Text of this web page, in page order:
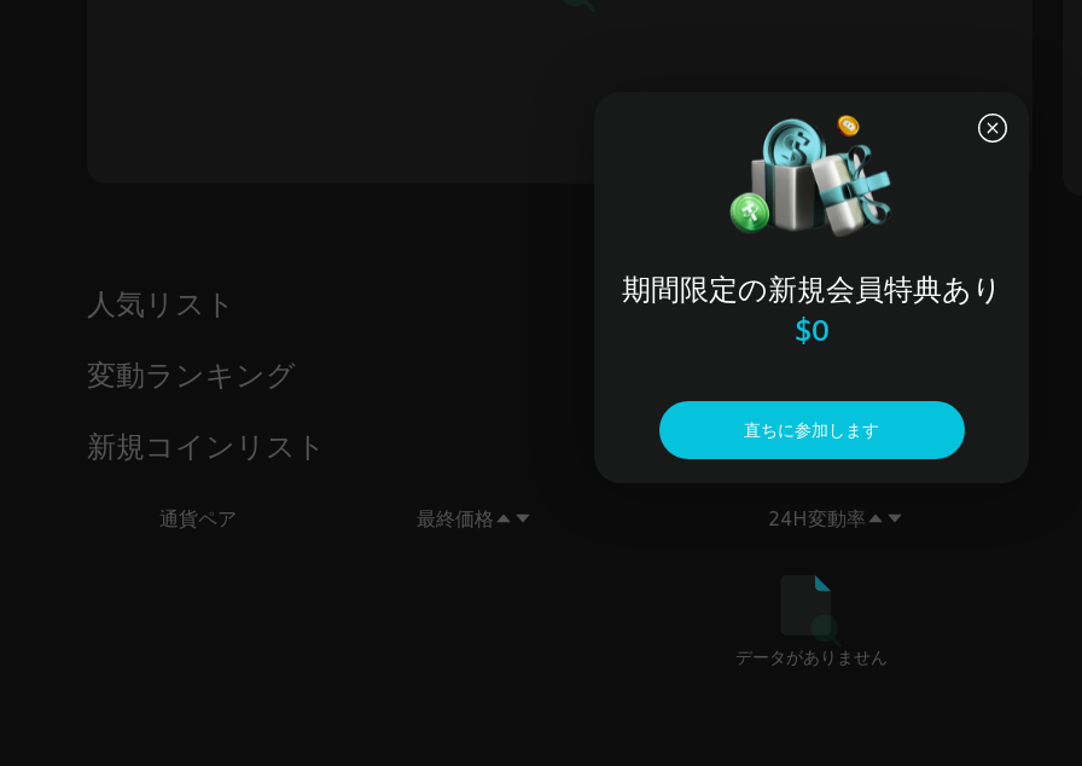
人気リスト
変動ランキング
新規コインリスト
通貨ペア 最終価格 24H変動率
データがありません
期間限定の新規会員特典あり
$0
直ちに参加します